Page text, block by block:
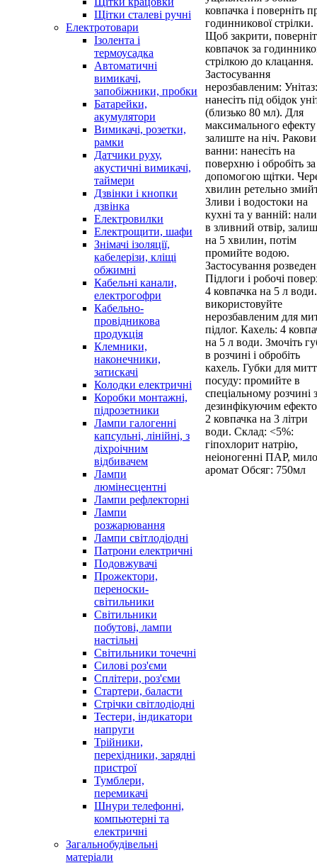
Щітки сталеві ручні
Електротовари
Ізолента і
термоусадка
Автоматичні
вимикачі,
запобіжники, пробки
Батарейки,
акумулятори
Вимикачі, розетки,
рамки
Датчики руху,
акустичні вимикачі,
таймери
Дзвінки і кнопки
дзвінка
Електровилки
Електрощити, шафи
Знімачі ізоляції,
кабелерізи, кліщі
обжимні
Кабельні канали,
електрогофри
Кабельно-
провідникова
продукція
Клемники,
наконечники,
затискачі
Колодки електричні
Коробки монтажні,
підрозетники
Лампи галогенні
капсульні, лінійні, з
діхроічним
відбивачем
Лампи
люмінесцентні
Лампи рефлекторні
Лампи
розжарювання
Лампи світлодіодні
Патрони електричні
Подовжувачі
Прожектори,
переноски-
світильники
Світильники
побутові, лампи
настільні
Світильники точечні
Силові роз'єми
Сплітери, роз'єми
Стартери, баласти
Стрічки світлодіодні
Тестери, індикатори
напруги
Трійники,
перехідники, зарядні
пристрої
Тумблери,
перемикачі
Шнури телефонні,
компьютерні та
електричні
Загальнобудівельні
матеріали
ковпачка і поверніть
годинникової стрілки.
Щоб закрити,
ковпачок за
стрілкою до клацання.
Застосування
нерозбавленим: Унітаз:
нанесіть під обідок
(близько 80 мл). Для
максимального ефекту
залиште на ніч.
ванни: нанесіть на
поверхню і обробіть за
допомогою щітки.
хвилин ретельно
Зливи і водостоки на
кухні та у ванній:
в зливний отвір,
на 5 хвилин, потім
промийте водою.
Застосування
Підлоги і робочі
4 ковпачка на 5 л
використовуйте
нерозбавленим для
підлог. Кахель: 4
на 5 л води. Змочіть
в розчині і обробіть
кахель. Губки для
посуду: промийте в
спеціальному розчині з
дезинфікуючим
2 ковпачка на 3 літри
води. Склад: <5%:
гіпохлорит натрію,
неіоногенні ПАР,
аромат Обсяг: 750мл